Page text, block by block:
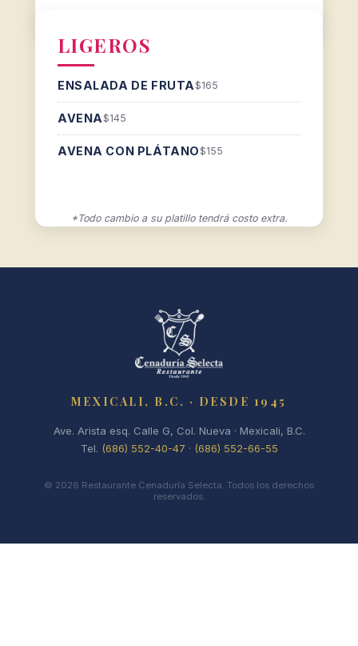
LIGEROS
ENSALADA DE FRUTA $165
AVENA $145
AVENA CON PLÁTANO $155
*Todo cambio a su platillo tendrá costo extra.
MEXICALI, B.C. · DESDE 1945
Ave. Arista esq. Calle G, Col. Nueva · Mexicali, B.C.
Tel. (686) 552-40-47 · (686) 552-66-55
© 2026 Restaurante Cenaduría Selecta. Todos los derechos
reservados.